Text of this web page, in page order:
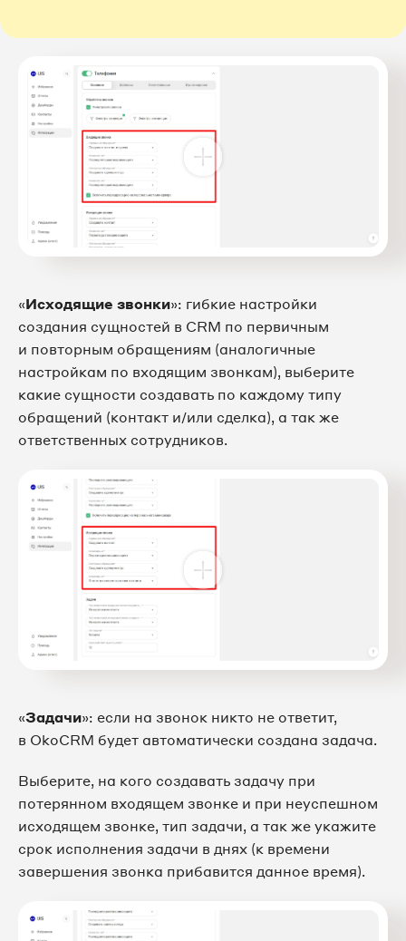
«Исходящие звонки»: гибкие настройки
создания сущностей в CRM по первичным
и повторным обращениям (аналогичные
настройкам по входящим звонкам), выберите
какие сущности создавать по каждому типу
обращений (контакт и/или сделка), а так же
ответственных сотрудников.
«Задачи»: если на звонок никто не ответит,
в OkoCRM будет автоматически создана задача.
Выберите, на кого создавать задачу при
потерянном входящем звонке и при неуспешном
исходящем звонке, тип задачи, а так же укажите
срок исполнения задачи в днях (к времени
завершения звонка прибавится данное время).